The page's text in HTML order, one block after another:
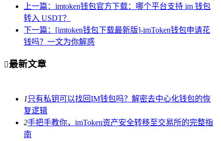
上一篇：imtoken钱包官方下载：哪个平台支持 im 钱包
转入 USDT？
下一篇：[imtoken钱包下载最新版]-imToken钱包申请花
钱吗？一文为你解惑
最新文章
1 只有私钥可以找回IM钱包吗？解密去中心化钱包的恢
复逻辑
2手把手教你，imToken资产安全转移至交易所的完整指
南